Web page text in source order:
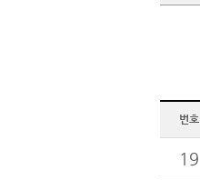
번호
19